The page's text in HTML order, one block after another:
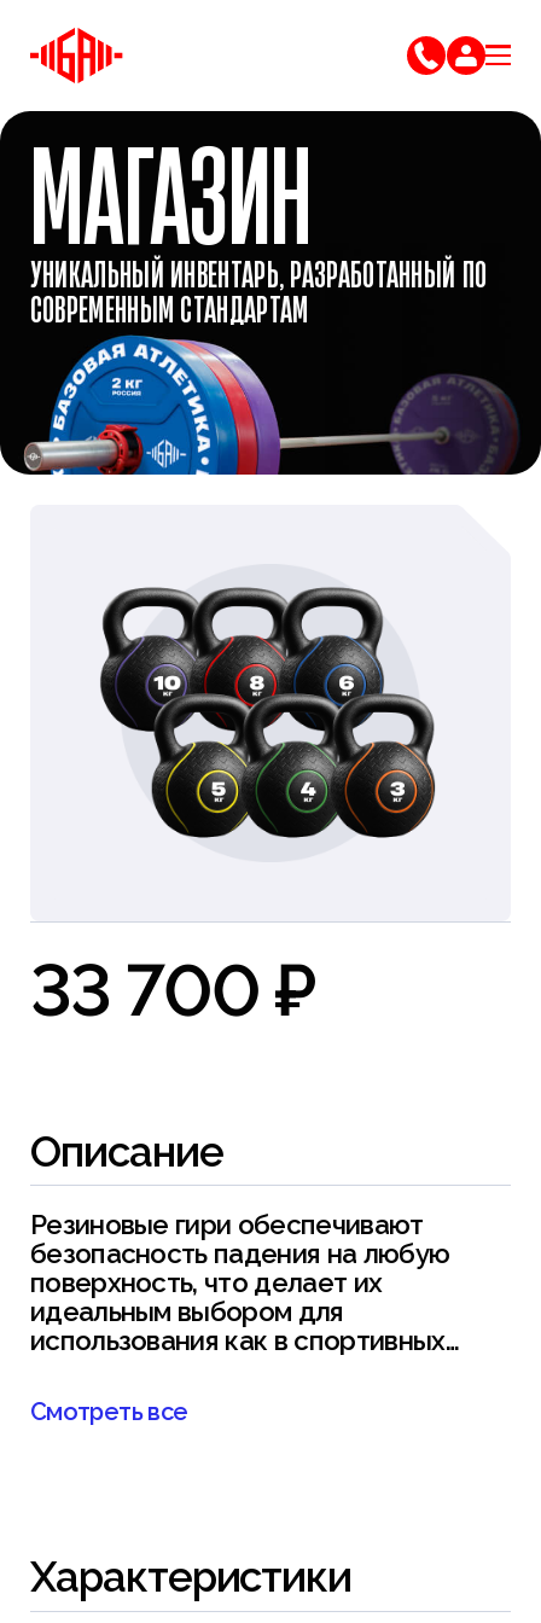
МАГАЗИН
УНИКАЛЬНЫЙ ИНВЕНТАРЬ, РАЗРАБОТАННЫЙ ПО
СОВРЕМЕННЫМ СТАНДАРТАМ
33 700 ₽
Описание
Резиновые гири обеспечивают
безопасность падения на любую
поверхность, что делает их
идеальным выбором для
использования как в спортивных
Вариативность веса гирь - это
только развивают физические
качества, но и двигательные навыки.
Смотреть все
Характеристики